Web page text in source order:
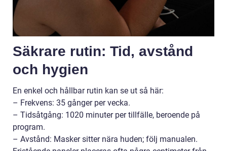
Säkrare rutin: Tid, avstånd
och hygien
En enkel och hållbar rutin kan se ut så här:
– Frekvens: 35 gånger per vecka.
– Tidsåtgång: 1020 minuter per tillfälle, beroende på
program.
– Avstånd: Masker sitter nära huden; följ manualen.